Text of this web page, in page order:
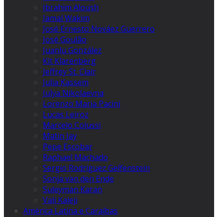
Ibrahim Aloush
Jamal Wakim
José Ernesto Nováez Guerrero
José Goulão
Juanlu González
Kit Klarenberg
Jeffrey St. Clair
Julia Kassem
Julya Nikolaevna
Lorenzo Maria Pacini
Lucas Leiroz
Marcelo Colussi
Matin Jay
Pepe Escobar
Raphael Machado
Sergio Rodríguez Gelfenstein
Sonja van den Ende
Suleyman Karan
Vali Kaleji
América Latina e Caraíbas